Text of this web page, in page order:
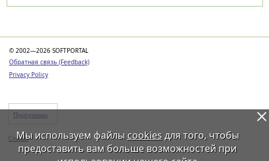
© 2002—2026 SOFTPORTAL
Обратная связь (Feedback)
Privacy Policy
Программы
Статьи
Мы используем файлы cookiesдля того, чтобы
предоставить вам больше возможностей при